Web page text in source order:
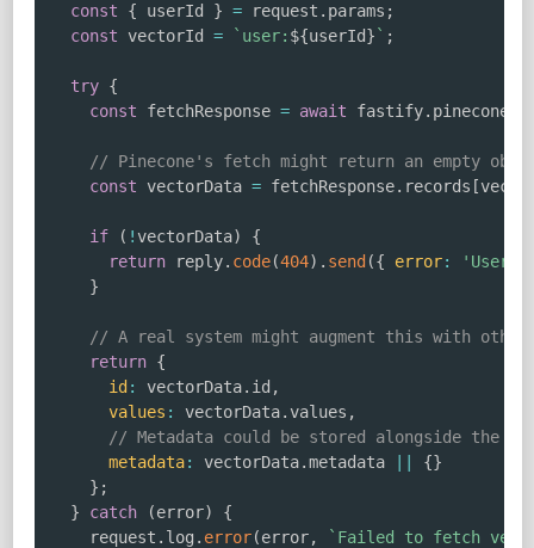
const
{ userId } = request . params ;
const vectorId = ` user: ${userId} ` ;
try {
const fetchResponse = await fastify.
// Pinecone's fetch might return an empty
const vectorData = fetchResponse. records [
if ( !vectorData)
{
return reply. code(404) . send ({ error:
'User
}
// A real system might augment this with
return {
id : vectorData. id ,
values : vectorData.values ,
// Metadata could be stored alongside the
metadata: vectorData.metadata {}
} ;
}
catch (error)
{
    request
. log . error(error, ` Failed to fetch